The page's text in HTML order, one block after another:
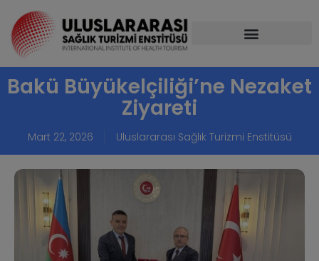
Bakü Büyükelçiliği’ne Nezaket
Ziyareti
Mart 22, 2026 Uluslararası Sağlık Turizmi Enstitüsü